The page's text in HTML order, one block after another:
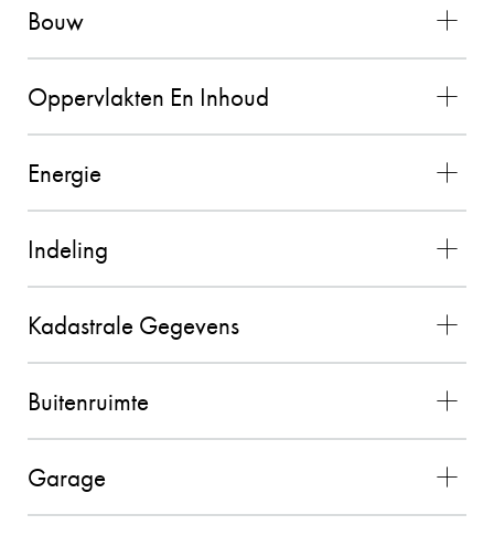
Bouw
Oppervlakten En Inhoud
Energie
Indeling
Kadastrale Gegevens
Buitenruimte
Garage
9
Wij zouden Charles Nagelkerke zeker
10 PETER HENDRIKS
De contacten met Charles liepen zeer goed. Hij
voldeed boven verwachting en alles verliep
vlekkeloos. Wij waren zeer tevreden over de
gehele samenwerking en zouden Charles als
makelaar zeker aanbevelen!! (bron Funda)
02-11-2025